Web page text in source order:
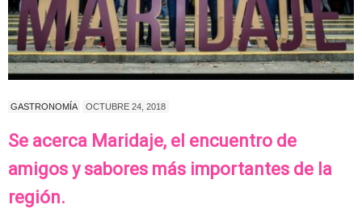
GASTRONOMÍA OCTUBRE 24, 2018
Se acerca Maridaje, el encuentro de
amigos y sabores más importantes de la
región.